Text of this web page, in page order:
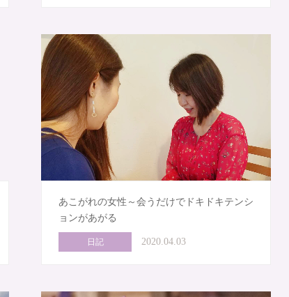
あこがれの女性～会うだけでドキドキテンシ
ョンがあがる
日記 2020.04.03